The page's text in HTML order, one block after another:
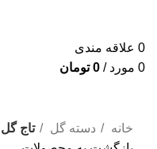
0 علاقه مندی
0 مورد /
0 تومان
خانه
دسته گل
تاج گل